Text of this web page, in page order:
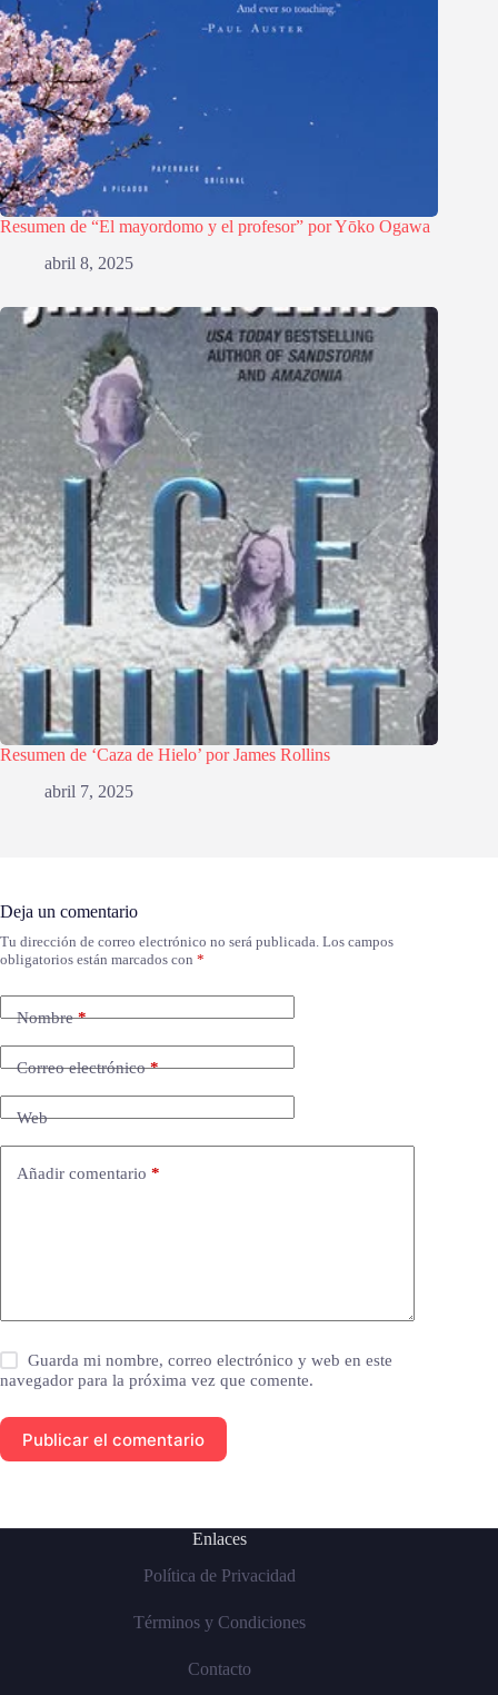
Resumen de “El mayordomo y el profesor” por Yōko Ogawa
abril 8, 2025
Resumen de ‘Caza de Hielo’ por James Rollins
abril 7, 2025
Deja un comentario
Tu dirección de correo electrónico no será publicada. Los campos
obligatorios están marcados con *
Nombre*
Correo electrónico*
Web
Añadir comentario *
Guarda mi nombre, correo electrónico y web en este
navegador para la próxima vez que comente.
Publicar el comentario
Enlaces
Política de Privacidad
Términos y Condiciones
Contacto